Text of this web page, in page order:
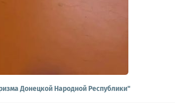
Донецкой Народной Республики"